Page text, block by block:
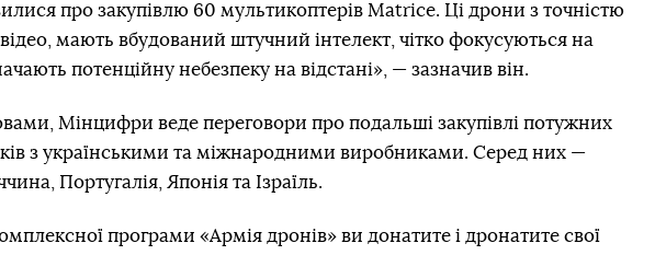
про закупівлю 60 мультикоптерів Matrice. Ці дрони з точністю
мають вбудований штучний інтелект, чітко фокусуються на
потенційну небезпеку на відстані», — зазначив він.
Мінцифри веде переговори про подальші закупівлі потужних
з українськими та міжнародними виробниками. Серед них —
Португалія, Японія та Ізраїль.
програми «Армія дронів» ви донатите і дронатите свої